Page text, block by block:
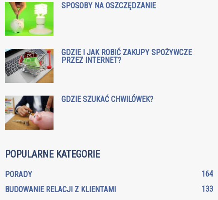
SPOSOBY NA OSZCZĘDZANIE
GDZIE I JAK ROBIĆ ZAKUPY SPOŻYWCZE
PRZEZ INTERNET?
GDZIE SZUKAĆ CHWILÓWEK?
POPULARNE KATEGORIE
PORADY
164
BUDOWANIE RELACJI Z KLIENTAMI
133